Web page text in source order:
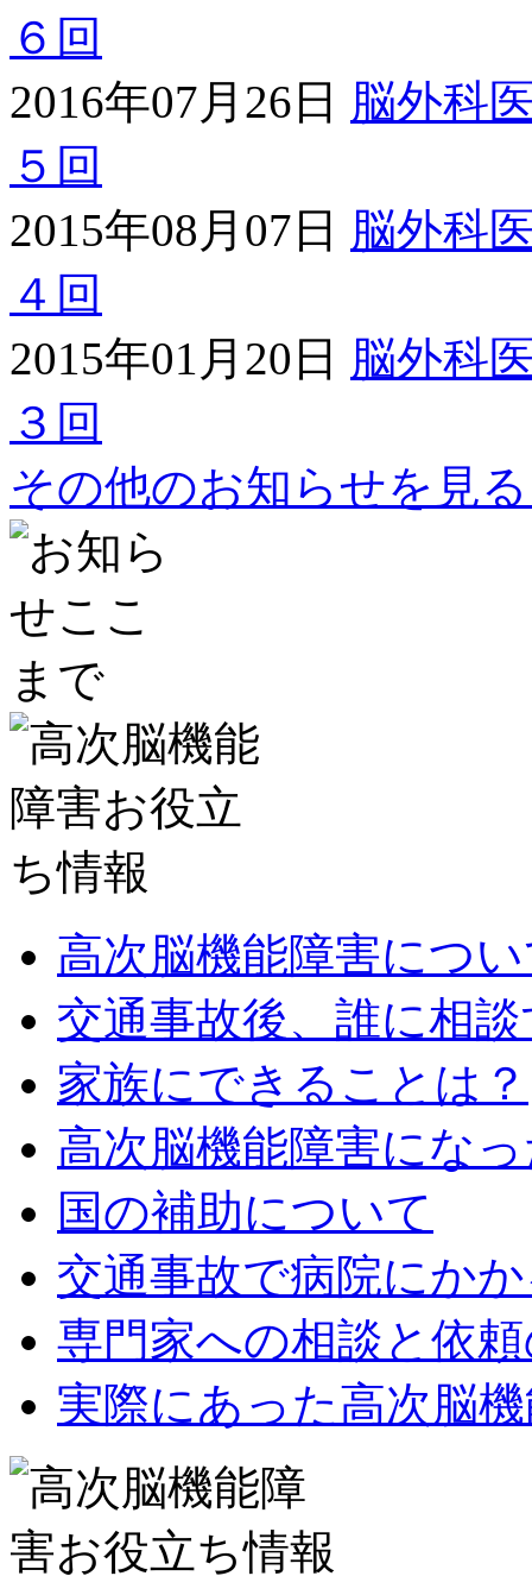
６回
2016年07月26日 脳外科
５回
2015年08月07日 脳外科
４回
2015年01月20日 脳外科
３回
その他のお知らせを見
高次脳機能障害につ
交通事故後、誰に相
家族にできることは？
高次脳機能障害にな
国の補助について
交通事故で病院にか
専門家への相談と依
実際にあった高次脳